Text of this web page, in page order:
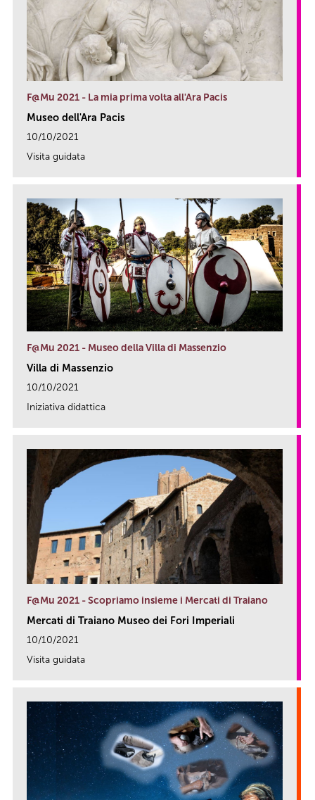
F@Mu 2021 - La mia prima volta all'Ara Pacis
Museo dell'Ara Pacis
10/10/2021
Visita guidata
F@Mu 2021 - Museo della Villa di Massenzio
Villa di Massenzio
10/10/2021
Iniziativa didattica
F@Mu 2021 - Scopriamo insieme i Mercati di Traiano
Mercati di Traiano Museo dei Fori Imperiali
10/10/2021
Visita guidata